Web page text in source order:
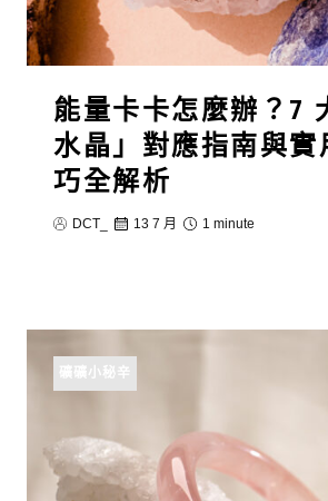
能量卡卡怎麼辦？7
水晶」對應指南與實
巧全解析
DCT_ 13 7 月 1 minute
礦礦小秘辛